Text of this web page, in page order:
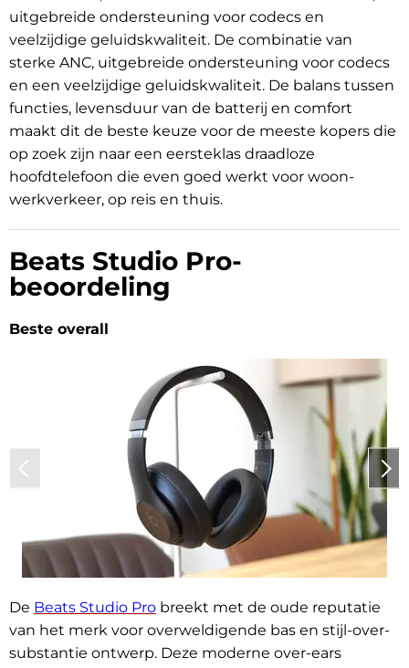
uitgebreide ondersteuning voor codecs en
veelzijdige geluidskwaliteit. De combinatie van
sterke ANC, uitgebreide ondersteuning voor codecs
en een veelzijdige geluidskwaliteit. De balans tussen
functies, levensduur van de batterij en comfort
maakt dit de beste keuze voor de meeste kopers die
op zoek zijn naar een eersteklas draadloze
hoofdtelefoon die even goed werkt voor woon-
werkverkeer, op reis en thuis.
Beats Studio Pro-
beoordeling
Beste overall
De Beats Studio Pro breekt met de oude reputatie
van het merk voor overweldigende bas en stijl-over-
substantie ontwerp. Deze moderne over-ears